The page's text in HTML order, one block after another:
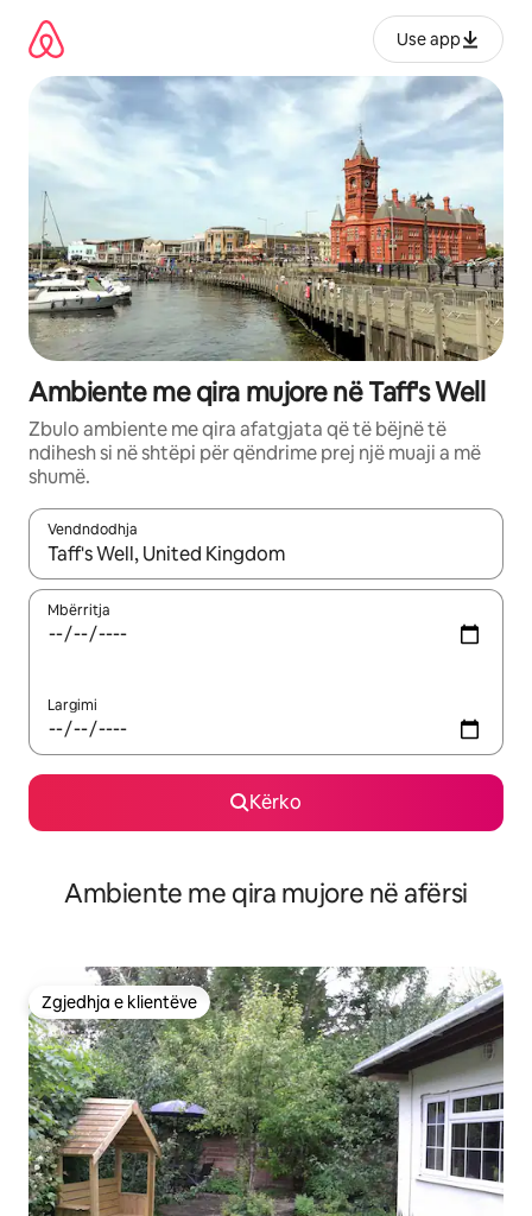
përmbajtja
Use app
Ambiente me qira mujore në Taff's Well
Zbulo ambiente me qira afatgjata që të bëjnë të
ndihesh si në shtëpi për qëndrime prej një muaji a më
shumë.
Vendndodhja
Kur rezultatet të jenë të disponueshme, lëviz me butonat e
Mbërritja
Largimi
Kërko
Ambiente me qira mujore në afërsi
Zgjedhja e klientëve
Zgjedhja e klientëve